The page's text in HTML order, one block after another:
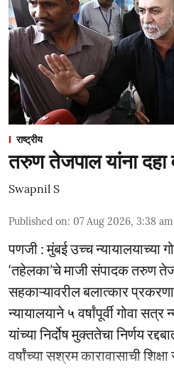
राष्ट्रीय
तरुण तेजपाल यांना दहा
Swapnil S
Published on: 07 Aug 2026, 3:38 am
पणजी : मुंबई उच्च न्यायालयाच्या
‘तहेलका’चे माजी संपादक तरुण
सहकाऱ्यावरील बलात्कार
न्यायालयाने ५ वर्षांपूर्वी गोवा
यांच्या निर्दोष मुक्ततेचा निर्णय
वर्षांच्या सश्रम कारावासाची